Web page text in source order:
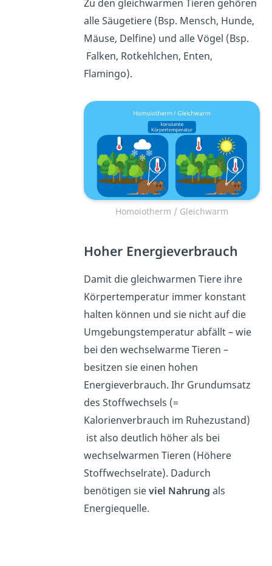
Zu den gleichwarmen Tieren gehören
alle Säugetiere (Bsp. Mensch, Hunde,
Mäuse, Delfine) und alle Vögel (Bsp.
Falken, Rotkehlchen, Enten,
Flamingo).
Homoiotherm / Gleichwarm
Hoher Energieverbrauch
Damit die gleichwarmen Tiere ihre
Körpertemperatur immer konstant
halten können und sie nicht auf die
Umgebungstemperatur abfällt – wie
bei den wechselwarme Tieren –
besitzen sie einen hohen
Energieverbrauch. Ihr Grundumsatz
des Stoffwechsels (=
Kalorienverbrauch im Ruhezustand)
ist also deutlich höher als bei
wechselwarmen Tieren (Höhere
Stoffwechselrate). Dadurch
benötigen sieviel Nahrung als
Energiequelle.